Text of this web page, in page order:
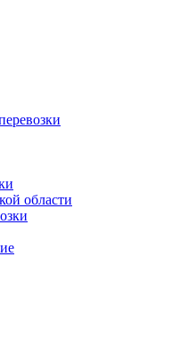
области